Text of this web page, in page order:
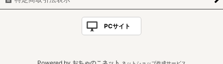
PCサイト